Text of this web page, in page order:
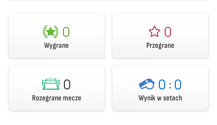
0
Wygrane
0
Przegrane
0
Rozegrane mecze
0 : 0
Wynik w setach